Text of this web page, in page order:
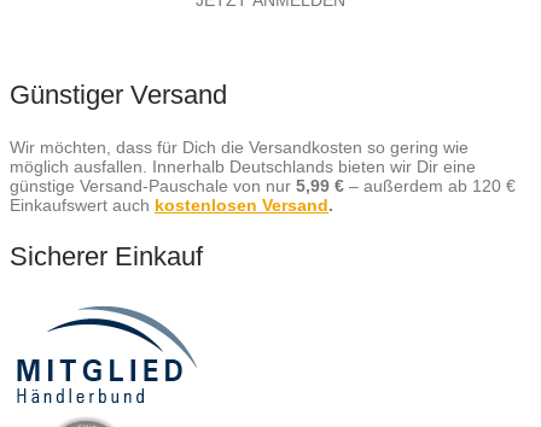
Günstiger Versand
Wir möchten, dass für Dich die Versandkosten so gering wie
möglich ausfallen. Innerhalb Deutschlands bieten wir Dir eine
günstige Versand-Pauschale von nur 5,99 € – außerdem ab 120 €
Einkaufswert auch kostenlosen Versand.
Sicherer Einkauf